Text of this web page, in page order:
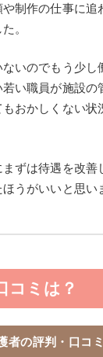
制作の仕事に追
。
いのでもう少し
い職員が施設の
おかしくない状
ずは待遇を改善
うがいいと思い
コミは？
者の評判・口コミ